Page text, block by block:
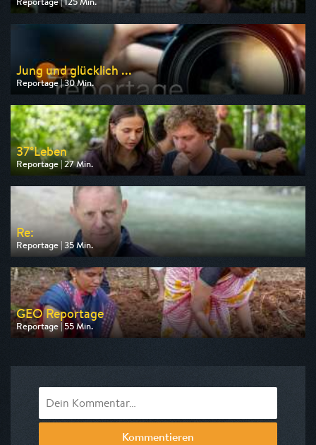
Ausgestrahlt von Kabel 1
am 06.08.2026, 20:15
Jung und glücklich ...
Reportage | 30 Min.
Ausgestrahlt von ZDF
am 08.08.2026, 17:35
37°Leben
Reportage | 27 Min.
Ausgestrahlt von ZDF
am 09.08.2026, 09:03
Re:
Reportage | 35 Min.
Ausgestrahlt von arte
am 06.08.2026, 19:40
GEO Reportage
Reportage | 55 Min.
Ausgestrahlt von arte
Kommentieren